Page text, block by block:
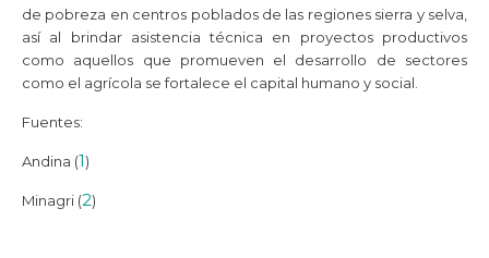
de pobreza en centros poblados de las regiones sierra y selva,
así al brindar asistencia técnica en proyectos productivos
como aquellos que promueven el desarrollo de sectores
como el agrícola se fortalece el capital humano y social.
Fuentes:
Andina (1)
Minagri (2)